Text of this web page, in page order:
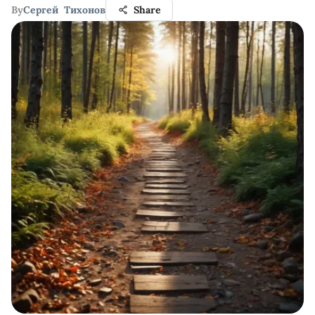
ByСергей Тихонов Share